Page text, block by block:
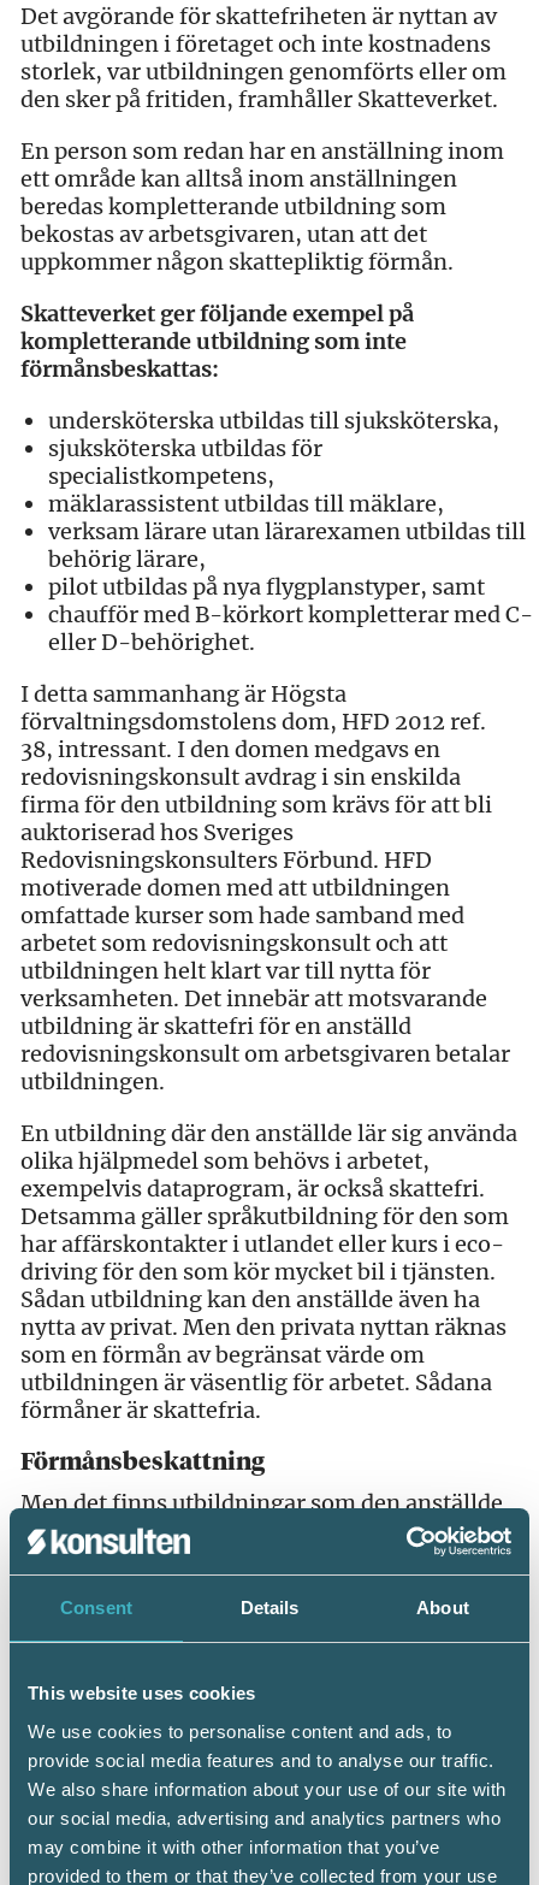
Consent Details About
This website uses cookies
We use cookies to personalise content and ads, to
provide social media features and to analyse our traffic.
We also share information about your use of our site with
our social media, advertising and analytics partners who
may combine it with other information that you’ve
provided to them or that they’ve collected from your use
Det avgörande för skattefriheten är nyttan av
utbildningen i företaget och inte kostnadens
storlek, var utbildningen genomförts eller om
den sker på fritiden, framhåller Skatteverket.
En person som redan har en anställning inom
ett område kan alltså inom anställningen
beredas kompletterande utbildning som
bekostas av arbetsgivaren, utan att det
uppkommer någon skattepliktig förmån.
Skatteverket ger följande exempel på
kompletterande utbildning som inte
förmånsbeskattas:
undersköterska utbildas till sjuksköterska,
sjuksköterska utbildas för
specialistkompetens,
mäklarassistent utbildas till mäklare,
verksam lärare utan lärarexamen utbildas till
behörig lärare,
pilot utbildas på nya flygplanstyper, samt
chaufför med B-körkort kompletterar med C-
eller D-behörighet.
I detta sammanhang är Högsta
förvaltningsdomstolens dom, HFD 2012 ref.
38, intressant. I den domen medgavs en
redovisningskonsult avdrag i sin enskilda
firma för den utbildning som krävs för att bli
auktoriserad hos Sveriges
Redovisningskonsulters Förbund. HFD
motiverade domen med att utbildningen
omfattade kurser som hade samband med
arbetet som redovisningskonsult och att
utbildningen helt klart var till nytta för
verksamheten. Det innebär att motsvarande
utbildning är skattefri för en anställd
redovisningskonsult om arbetsgivaren betalar
utbildningen.
En utbildning där den anställde lär sig använda
olika hjälpmedel som behövs i arbetet,
exempelvis dataprogram, är också skattefri.
Detsamma gäller språkutbildning för den som
har affärskontakter i utlandet eller kurs i eco-
driving för den som kör mycket bil i tjänsten.
Sådan utbildning kan den anställde även ha
nytta av privat. Men den privata nyttan räknas
som en förmån av begränsat värde om
utbildningen är väsentlig för arbetet. Sådana
förmåner är skattefria.
Förmånsbeskattning
Men det finns utbildningar som den anställde
ska förmånsbeskattas för om arbetsgivaren
betalar även om kunskapen förutsätts för
saknar körkort och hon eller han får en
körkortsutbildning för personbil betald av
Utbildningskontrakt
När en arbetsgivare bekostar en anställds
utbildning kan det finnas ett önskemål från
arbetsgivarens sida om att den anställde ska
arbeta kvar en viss tid eller återbetala en del av
utbildningskostnaden om anställningen